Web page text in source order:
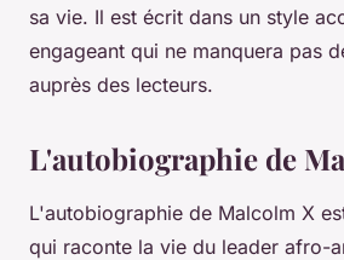
sa vie. Il est écrit dans un style
engageant qui ne manquera pas
auprès des lecteurs.
L'autobiographie de
L'autobiographie de Malcolm X
qui raconte la vie du leader afro-